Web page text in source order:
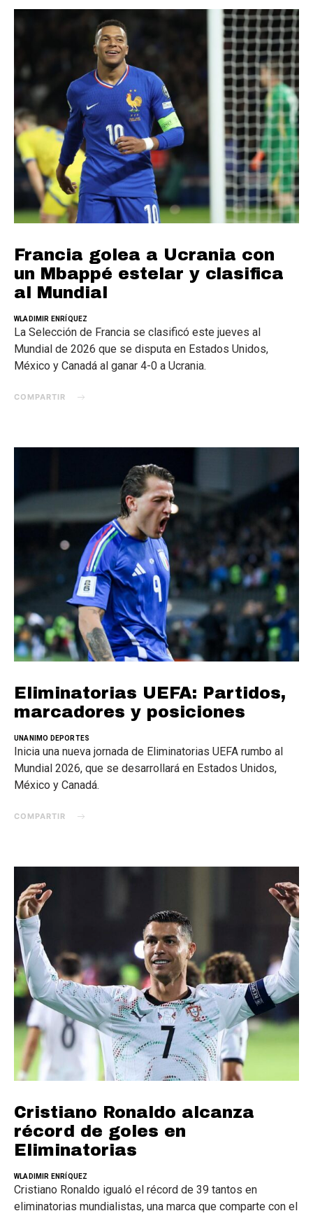
Francia golea a Ucrania con
un Mbappé estelar y clasifica
al Mundial
WLADIMIR ENRÍQUEZ
La Selección de Francia se clasificó este jueves al
Mundial de 2026 que se disputa en Estados Unidos,
México y Canadá al ganar 4-0 a Ucrania.
COMPARTIR
Eliminatorias UEFA: Partidos,
marcadores y posiciones
UNANIMO DEPORTES
Inicia una nueva jornada de Eliminatorias UEFA rumbo al
Mundial 2026, que se desarrollará en Estados Unidos,
México y Canadá.
COMPARTIR
Cristiano Ronaldo alcanza
récord de goles en
Eliminatorias
WLADIMIR ENRÍQUEZ
Cristiano Ronaldo igualó el récord de 39 tantos en
eliminatorias mundialistas, una marca que comparte con el